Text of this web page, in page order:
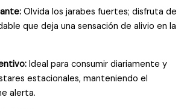
Olvida los jarabes fuertes; disfruta de
que deja una sensación de alivio en la
Ideal para consumir diariamente y
estacionales, manteniendo el
alerta.